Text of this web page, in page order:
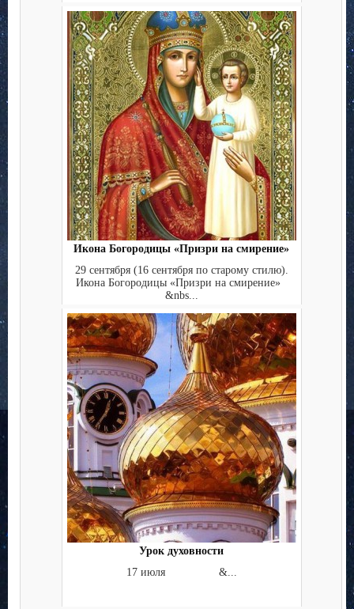
Икона Богородицы «Призри на смирение»
29 сентября (16 сентября по старому стилю).
Икона Богородицы «Призри на смирение»
&nbs...
Урок духовности
17 июля &...